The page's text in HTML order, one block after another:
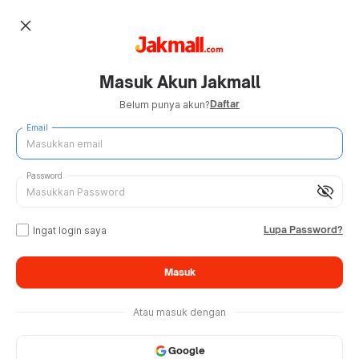
close
Masuk Akun Jakmall
Belum punya akun?Daftar
Email
visibility_off
Password
Ingat login saya Lupa Password?
Masuk
Atau masuk dengan
Google